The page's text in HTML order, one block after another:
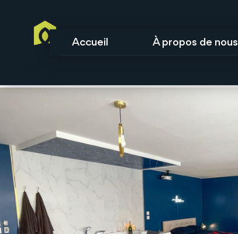
Accueil À propos de nous